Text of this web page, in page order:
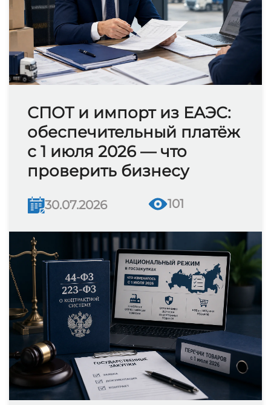
СПОТ и импорт из ЕАЭС:
обеспечительный платёж
с 1 июля 2026 — что
проверить бизнесу
30.07.2026 101